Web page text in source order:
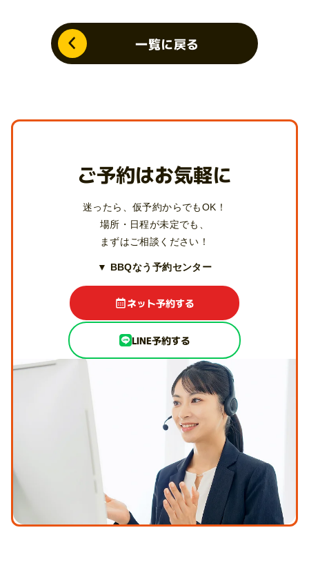
一覧に戻る
ご予約はお気軽に
迷ったら、仮予約からでもOK！
場所・日程が未定でも、
まずはご相談ください！
▼ BBQなう予約センター
ネット予約する
LINE予約する